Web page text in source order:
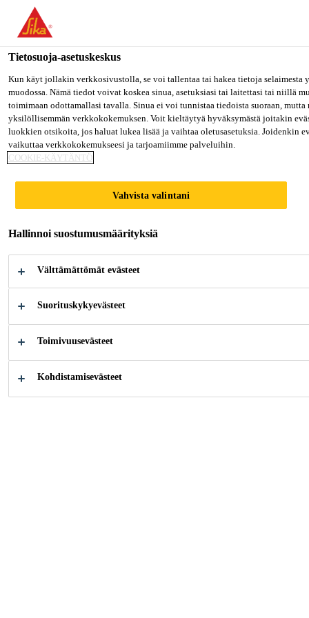
Olet menossa "Sika Finland", näyttää, että olet "Yhdysvallat".
oman maasi sivulle.
MENE SIKA USA
Sika Finland
SikaBond®-540
SikaBond®-540 on modifioituun PVAc
D3-luokan puuliima.
SikaBond®-540 on 1-komponenttinen,
vesiohenteinen, kosteudenkestävä, valkoinen PVAc-
liima, jota käytetään ilman erillisiä kovetinaineita.
Tietosuoja-asetuskeskus
Kun käyt jollakin verkkosivustolla, se voi tallentaa tai hakea tietoja selaimesta
muodossa. Nämä tiedot voivat koskea sinua, asetuksiasi tai laitettasi tai niillä
toimimaan odottamallasi tavalla. Sinua ei voi tunnistaa tiedoista suoraan,
yksilöllisemmän verkkokokemuksen. Voit kieltäytyä hyväksymästä joitakin
luokkien otsikoita, jos haluat lukea lisää ja vaihtaa oletusasetuksia. Joidenkin
vaikuttaa verkkokokemukseesi ja tarjoamiimme palveluihin.
COOKIE-KÄYTÄNTÖ
Vahvista valintani
Hallinnoi suostumusmäärityksiä
Välttämättömät evästeet
Suorituskykyevästeet
Toimivuusevästeet
Kohdistamisevästeet